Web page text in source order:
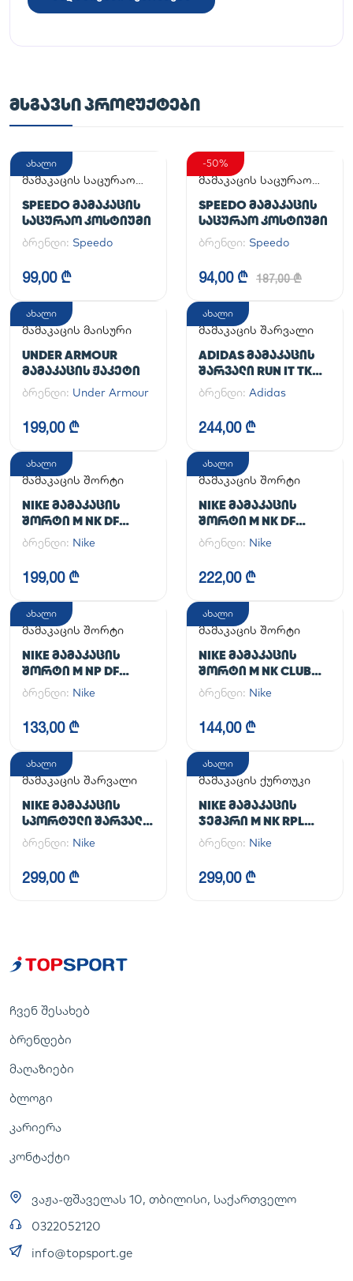
ᲛᲡᲒᲐᲕᲡᲘ ᲞᲠᲝᲓᲣᲥᲢᲔᲑᲘ
ახალი
მამაკაცის საცურაო
SPEEDO ᲛᲐᲛᲐᲙᲐᲪᲘᲡ
ᲡᲐᲪᲣᲠᲐᲝ ᲙᲝᲡᲢᲘᲣᲛᲘ
ბრენდი: Speedo
99,00 ₾
-50%
მამაკაცის საცურაო
SPEEDO ᲛᲐᲛᲐᲙᲐᲪᲘᲡ
ᲡᲐᲪᲣᲠᲐᲝ ᲙᲝᲡᲢᲘᲣᲛᲘ
ბრენდი: Speedo
94,00 ₾ 187,00 ₾
ახალი
მამაკაცის მაისური
UNDER ARMOUR
ᲛᲐᲛᲐᲙᲐᲪᲘᲡ ᲟᲐᲙᲔᲢᲘ
ბრენდი: Under Armour
199,00 ₾
ახალი
მამაკაცის შარვალი
ADIDAS ᲛᲐᲛᲐᲙᲐᲪᲘᲡ
ᲨᲐᲠᲕᲐᲚᲘ RUN IT TKO
PANT
ბრენდი: Adidas
244,00 ₾
ახალი
მამაკაცის შორტი
NIKE ᲛᲐᲛᲐᲙᲐᲪᲘᲡ
ᲨᲝᲠᲢᲘ M NK DF
UNLIMITED WVN 7IN
UL
ბრენდი: Nike
199,00 ₾
ახალი
მამაკაცის შორტი
NIKE ᲛᲐᲛᲐᲙᲐᲪᲘᲡ
ᲨᲝᲠᲢᲘ M NK DF
UNLIMITED WVN 7IN
2IN1
ბრენდი: Nike
222,00 ₾
ახალი
მამაკაცის შორტი
NIKE ᲛᲐᲛᲐᲙᲐᲪᲘᲡ
ᲨᲝᲠᲢᲘ M NP DF
LONG SHORT
ბრენდი: Nike
133,00 ₾
ახალი
მამაკაცის შორტი
NIKE ᲛᲐᲛᲐᲙᲐᲪᲘᲡ
ᲨᲝᲠᲢᲘ M NK CLUB
FLOW SHORT
ბრენდი: Nike
144,00 ₾
ახალი
მამაკაცის შარვალი
NIKE ᲛᲐᲛᲐᲙᲐᲪᲘᲡ
ᲡᲞᲝᲠᲢᲣᲚᲘ ᲨᲐᲠᲕᲐᲚᲘ
M NK DF UNLIMITED
PANT TPR
ბრენდი: Nike
299,00 ₾
ახალი
მამაკაცის ქურთუკი
NIKE ᲛᲐᲛᲐᲙᲐᲪᲘᲡ
ᲯᲔᲛᲞᲠᲘ M NK RPL
UNLIMITED JKT
ბრენდი: Nike
299,00 ₾
ჩვენ შესახებ
ბრენდები
მაღაზიები
ბლოგი
კარიერა
კონტაქტი
ვაჟა-ფშაველას 10, თბილისი, საქართველო
0322052120
info@topsport.ge